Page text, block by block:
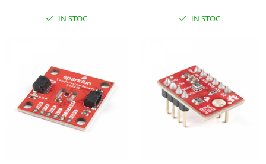
IN STOC IN STOC